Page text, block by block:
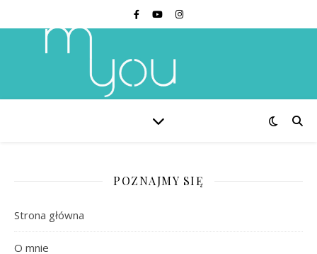
POZNAJMY SIĘ
Strona główna
O mnie